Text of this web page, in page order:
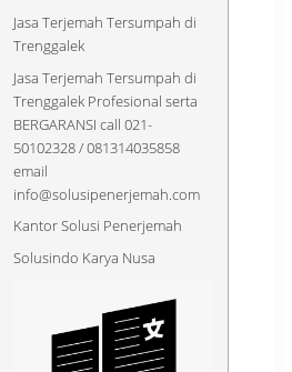
Jasa Terjemah Tersumpah di
Trenggalek
Jasa Terjemah Tersumpah di
Trenggalek Profesional serta
BERGARANSI call 021-
50102328 / 081314035858
email
info@solusipenerjemah.com
Kantor Solusi Penerjemah
Solusindo Karya Nusa